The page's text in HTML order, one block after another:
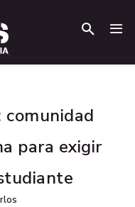
para exigir